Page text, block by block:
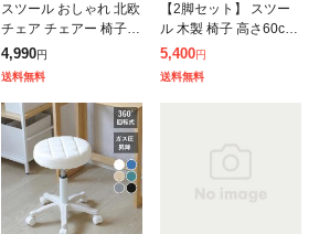
スツール おしゃれ 北欧
チェア チェアー 椅子
イス 玄関 ダイニング
キッチン リビング 四角
アンティーク ヴィンテ
ージ
4,990円
送料無料
【2脚セット】 スツー
ル 木製 椅子 高さ60cm
おしゃれ 北欧 天然木
イス チェア カフェ ハ
イスツール ハイチェア
5,400円
送料無料